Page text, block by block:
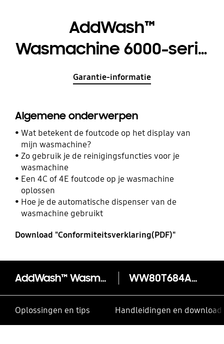
AddWash™
Wasmachine 6000-serie
WW80T684ALH
Garantie-informatie
Algemene onderwerpen
Wat betekent de foutcode op het display van
mijn wasmachine?
Zo gebruik je de reinigingsfuncties voor je
wasmachine
Een 4C of 4E foutcode op je wasmachine
oplossen
Hoe je de automatische dispenser van de
wasmachine gebruikt
Download "Conformiteitsverklaring(PDF)"
AddWash™ Wasmachine 6000-serie WW80T684ALH WW80T684ALH
Oplossingen en tips Handleidingen en